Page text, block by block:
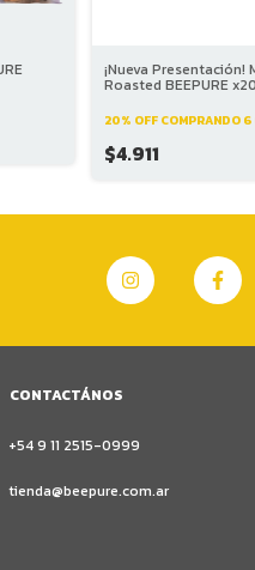
¡Nueva Presentación!
Roasted BEEPURE
20% OFF COMPRANDO 6
$4.911
CONTACTÁNOS
+54 9 11 2515-0999
tienda@beepure.com.ar